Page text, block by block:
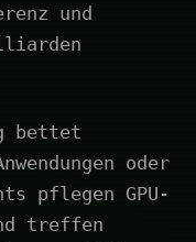
und
bettet
oder
pflegen GPU-
treffen